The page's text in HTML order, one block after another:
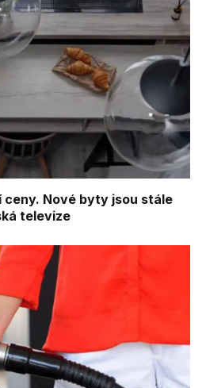
ceny. Nové byty jsou stále
televize